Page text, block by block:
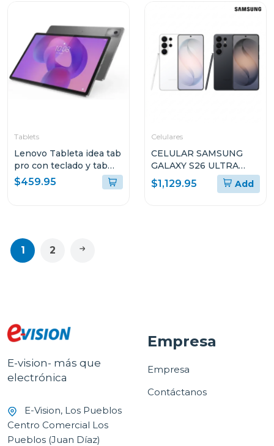
Tablets
Lenovo Tableta idea tab
pro con teclado y tab
pen plus + moto buds
8gb de ram y 256 gb
$459.95
Celulares
CELULAR SAMSUNG
GALAXY S26 ULTRA
CON 12GB DE RAM Y Y
512GB DE
$1,129.95 Add
1 2
E-vision- más que
electrónica
E-Vision, Los Pueblos
Centro Comercial Los
Pueblos (Juan Díaz)
Empresa
Empresa
Contáctanos